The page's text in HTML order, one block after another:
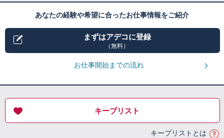
あなたの経験や希望に合ったお仕事情報をご紹介
まずはアデコに登録
（無料）
お仕事開始までの流れ
キープリスト
キープリストとは